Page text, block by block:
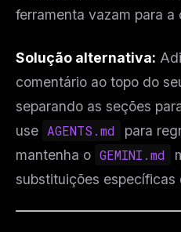
ferramenta vazam para a
Solução alternativa:
comentário ao topo do
separando as seções
use AGENTS.md
para
mantenha o GEMINI.md
substituições específicas